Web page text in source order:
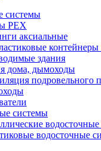
системы
PEX
аксиальные
контейнеры
здания
дома, дымоходы
подровельного
системы
водосточные